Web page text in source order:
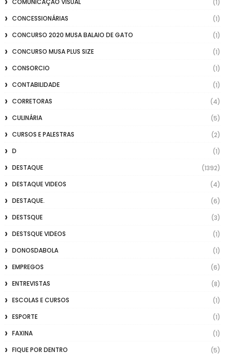
COMUNICAÇÃO VISUAL
(1)
CONCESSIONÁRIAS
(1)
CONCURSO 2020 MUSA BALAIO DE GATO
(1)
CONCURSO MUSA PLUS SIZE
(1)
CONSORCIO
(1)
CONTABILIDADE
(1)
CORRETORAS
(4)
CULINÁRIA
(5)
CURSOS E PALESTRAS
(2)
D
(1)
DESTAQUE
(1392)
DESTAQUE VIDEOS
(4)
DESTAQUE.
(6)
DESTSQUE
(3)
DESTSQUE VIDEOS
(1)
DONOSDABOLA
(1)
EMPREGOS
(6)
ENTREVISTAS
(8)
ESCOLAS E CURSOS
(1)
ESPORTE
(1)
FAXINA
(1)
FIQUE POR DENTRO
(5)